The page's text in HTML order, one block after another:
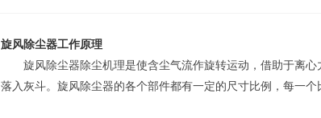
旋风除尘器工作原理
旋风除尘器除尘机理是使含尘气流作旋转运动，借助于离心
落入灰斗。旋风除尘器的各个部件都有一定的尺寸比例，每一个